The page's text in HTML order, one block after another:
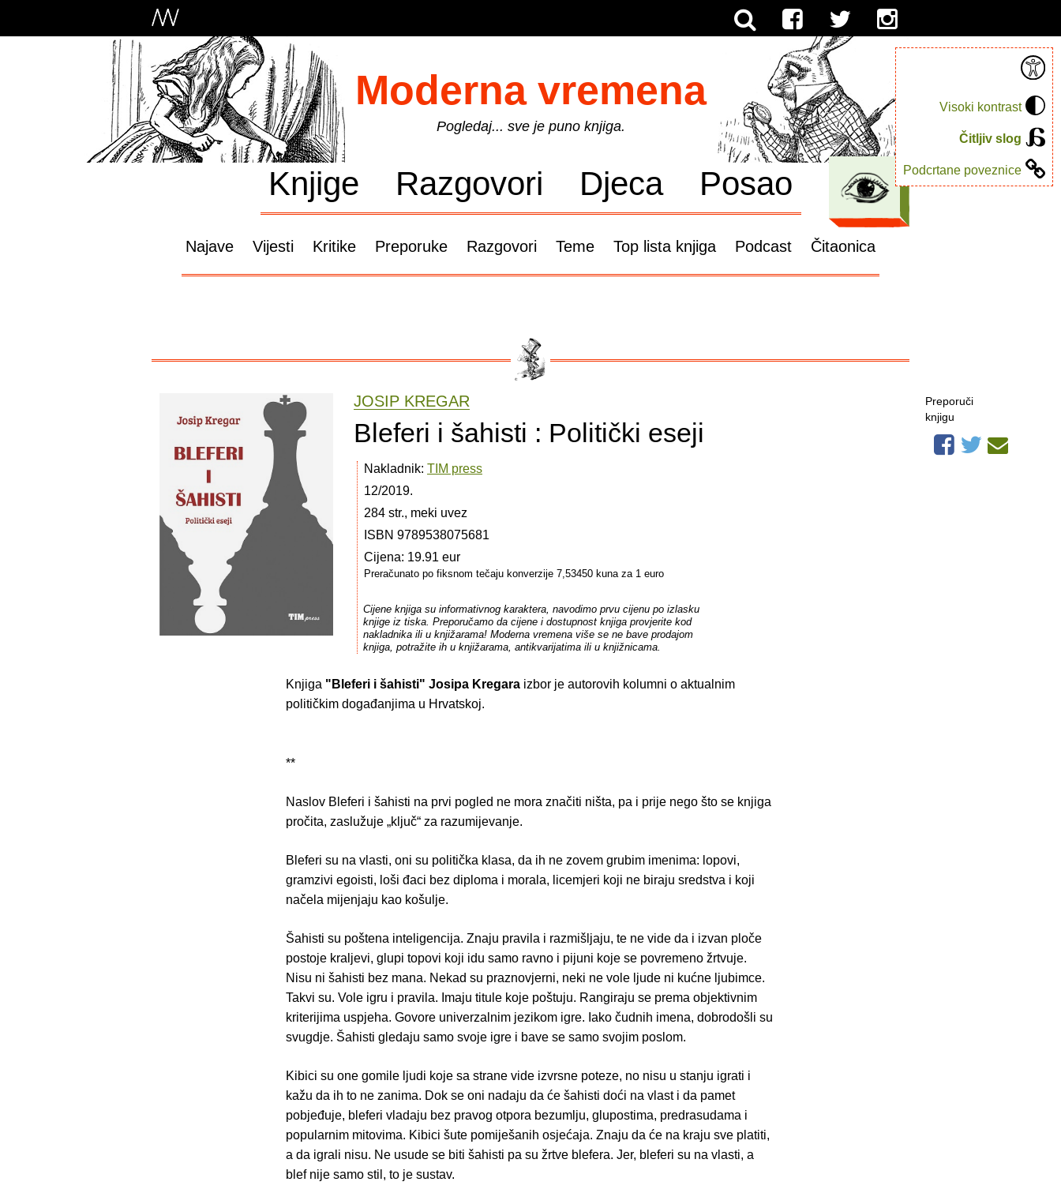
Visoki kontrast
Čitljiv slog
Podcrtane poveznice
Moderna vremena
Pogledaj... sve je puno knjiga.
Knjige Razgovori Djeca Posao
Najave Vijesti Kritike Preporuke Razgovori Teme Top lista knjiga Podcast Čitaonica
JOSIP KREGAR
Bleferi i šahisti : Politički eseji
Nakladnik: TIM press
12/2019.
284 str., meki uvez
ISBN 9789538075681
Cijena: 19.91 eur
Preračunato po fiksnom tečaju konverzije 7,53450 kuna za 1 euro
Cijene knjiga su informativnog karaktera, navodimo prvu cijenu po izlasku
knjige iz tiska. Preporučamo da cijene i dostupnost knjiga provjerite kod
nakladnika ili u knjižarama! Moderna vremena više se ne bave prodajom
knjiga, potražite ih u knjižarama, antikvarijatima ili u knjižnicama.
Knjiga "Bleferi i šahisti" Josipa Kregara izbor je autorovih kolumni o aktualnim
političkim događanjima u Hrvatskoj.
**
Naslov Bleferi i šahisti na prvi pogled ne mora značiti ništa, pa i prije nego što se knjiga
pročita, zaslužuje „ključ“ za razumijevanje.
Bleferi su na vlasti, oni su politička klasa, da ih ne zovem grubim imenima: lopovi,
gramzivi egoisti, loši đaci bez diploma i morala, licemjeri koji ne biraju sredstva i koji
načela mijenjaju kao košulje.
Šahisti su poštena inteligencija. Znaju pravila i razmišljaju, te ne vide da i izvan ploče
postoje kraljevi, glupi topovi koji idu samo ravno i pijuni koje se povremeno žrtvuje.
Nisu ni šahisti bez mana. Nekad su praznovjerni, neki ne vole ljude ni kućne ljubimce.
Takvi su. Vole igru i pravila. Imaju titule koje poštuju. Rangiraju se prema objektivnim
kriterijima uspjeha. Govore univerzalnim jezikom igre. Iako čudnih imena, dobrodošli su
svugdje. Šahisti gledaju samo svoje igre i bave se samo svojim poslom.
Kibici su one gomile ljudi koje sa strane vide izvrsne poteze, no nisu u stanju igrati i
kažu da ih to ne zanima. Dok se oni nadaju da će šahisti doći na vlast i da pamet
pobjeđuje, bleferi vladaju bez pravog otpora bezumlju, glupostima, predrasudama i
popularnim mitovima. Kibici šute pomiješanih osjećaja. Znaju da će na kraju sve platiti,
a da igrali nisu. Ne usude se biti šahisti pa su žrtve blefera. Jer, bleferi su na vlasti, a
blef nije samo stil, to je sustav.
Preporuči
knjigu